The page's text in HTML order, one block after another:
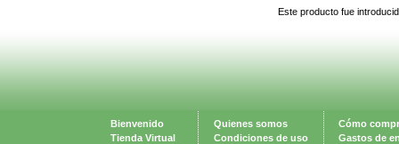
Este producto fue
Bienvenido
Tienda Virtual
Quienes somos
Condiciones de uso
Cómo
Gastos de